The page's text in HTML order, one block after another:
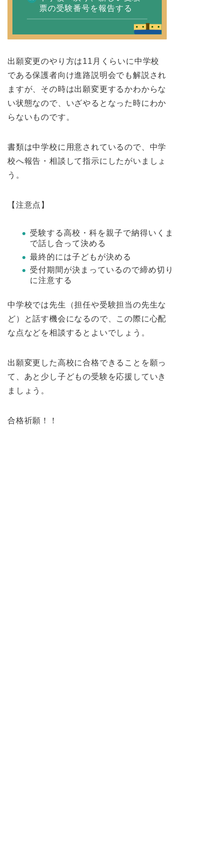
票の受験番号を報告する
出願変更のやり方は11月くらいに中学校
である保護者向け進路説明会でも解説され
ますが、その時は出願変更するかわからな
い状態なので、いざやるとなった時にわか
らないものです。
書類は中学校に用意されているので、中学
校へ報告・相談して指示にしたがいましょ
う。
【注意点】
受験する高校・科を親子で納得いくま
で話し合って決める
最終的には子どもが決める
受付期間が決まっているので締め切り
に注意する
中学校では先生（担任や受験担当の先生な
ど）と話す機会になるので、この際に心配
な点などを相談するとよいでしょう。
出願変更した高校に合格できることを願っ
て、あと少し子どもの受験を応援していき
ましょう。
合格祈願！！